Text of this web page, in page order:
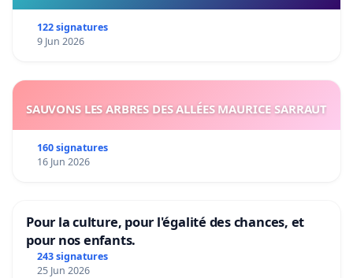
122 signatures
9 Jun 2026
SAUVONS LES ARBRES DES ALLÉES MAURICE SARRAUT
160 signatures
16 Jun 2026
Pour la culture, pour l'égalité des chances, et
pour nos enfants.
243 signatures
25 Jun 2026